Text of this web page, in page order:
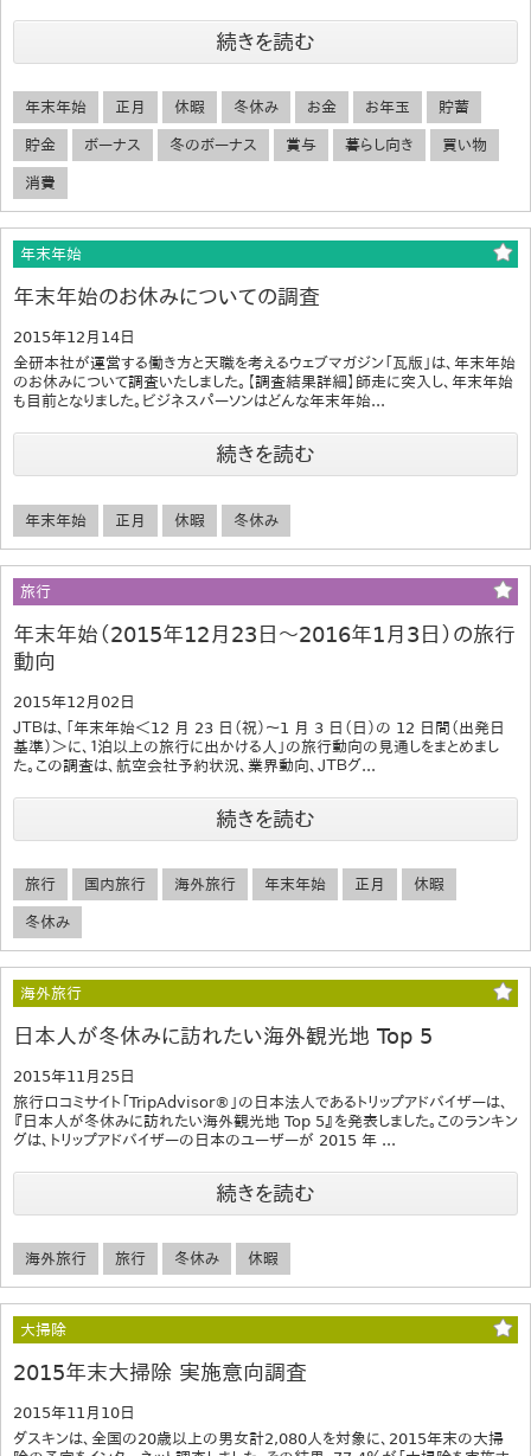
続きを読む
年末年始 正月 休暇 冬休み お金 お年玉 貯蓄
貯金 ボーナス 冬のボーナス 賞与 暮らし向き 買い物
消費
年末年始
年末年始のお休みについての調査
2015年12月14日
全研本社が運営する働き方と天職を考えるウェブマガジン「瓦版」は、年末年始
のお休みについて調査いたしました。【調査結果詳細】師走に突入し、年末年始
も目前となりました。ビジネスパーソンはどんな年末年始...
続きを読む
年末年始 正月 休暇 冬休み
旅行
年末年始（2015年12月23日～2016年1月3日）の旅行
動向
2015年12月02日
ＪＴＢは、「年末年始＜12 月 23 日（祝）～1 月 3 日（日）の 12 日間（出発日
基準）＞に、１泊以上の旅行に出かける人」の旅行動向の見通しをまとめまし
た。この調査は、航空会社予約状況、業界動向、ＪＴＢグ...
続きを読む
旅行 国内旅行 海外旅行 年末年始 正月 休暇
冬休み
海外旅行
日本人が冬休みに訪れたい海外観光地 Top 5
2015年11月25日
旅行口コミサイト「TripAdvisor®」の日本法人であるトリップアドバイザーは、
『日本人が冬休みに訪れたい海外観光地 Top 5』を発表しました。このランキン
グは、トリップアドバイザーの日本のユーザーが 2015 年 ...
続きを読む
海外旅行 旅行 冬休み 休暇
大掃除
2015年末大掃除 実施意向調査
2015年11月10日
ダスキンは、全国の20歳以上の男女計2,080人を対象に、2015年末の大掃